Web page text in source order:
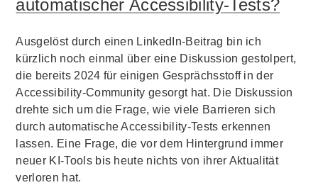
automatischer Accessibility-Tests?
Ausgelöst durch einen LinkedIn-Beitrag bin ich
kürzlich noch einmal über eine Diskussion gestolpert,
die bereits 2024 für einigen Gesprächsstoff in der
Accessibility-Community gesorgt hat. Die Diskussion
drehte sich um die Frage, wie viele Barrieren sich
durch automatische Accessibility-Tests erkennen
lassen. Eine Frage, die vor dem Hintergrund immer
neuer KI-Tools bis heute nichts von ihrer Aktualität
verloren hat.